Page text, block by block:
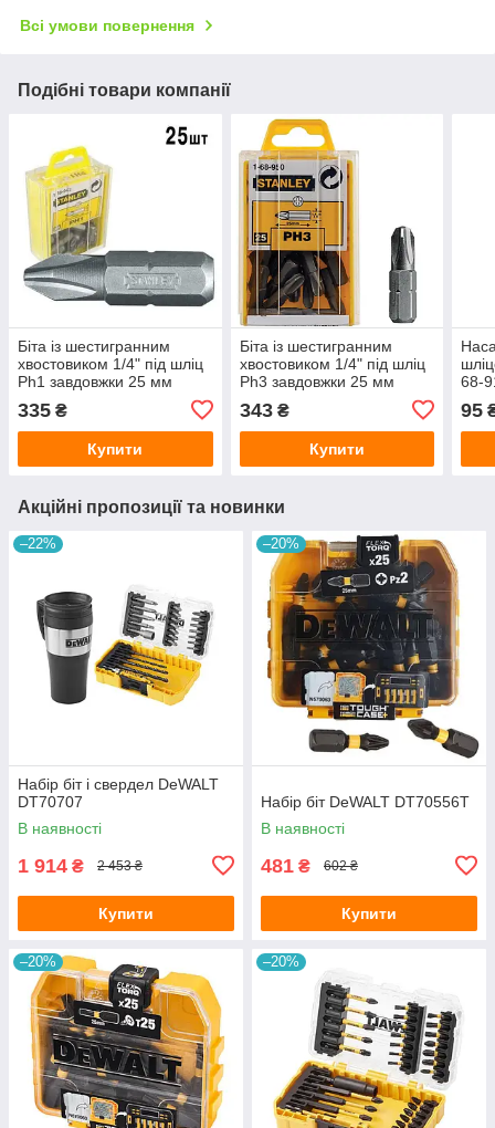
Всі умови повернення
Подібні товари компанії
Біта із шестигранним
хвостовиком 1/4" під шліц
Ph1 завдовжки 25 мм
335 ₴
Купити
Біта із шестигранним
хвостовиком 1/4" під шліц
Ph3 завдовжки 25 мм
343₴
Купити
68-
95
Акційні пропозиції та новинки
–22%
Набір біт і свердел DeWALT
DT70707
В наявності
1 914 ₴ 2 453 ₴
Купити
–20%
Набір біт DeWALT DT70556T
В наявності
481 ₴ 602 ₴
Купити
–20% –20%